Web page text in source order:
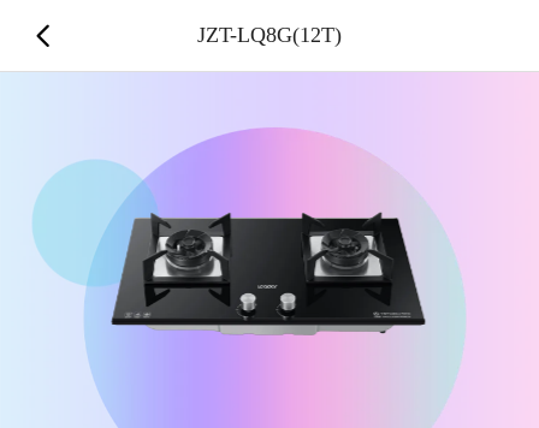
JZT-LQ8G(12T)